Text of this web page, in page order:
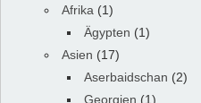
Afrika (1)
Ägypten (1)
Asien (17)
Aserbaidschan (2)
Georgien (1)